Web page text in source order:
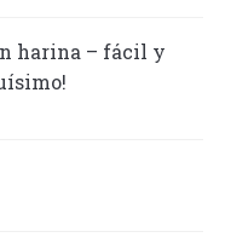
harina – fácil y